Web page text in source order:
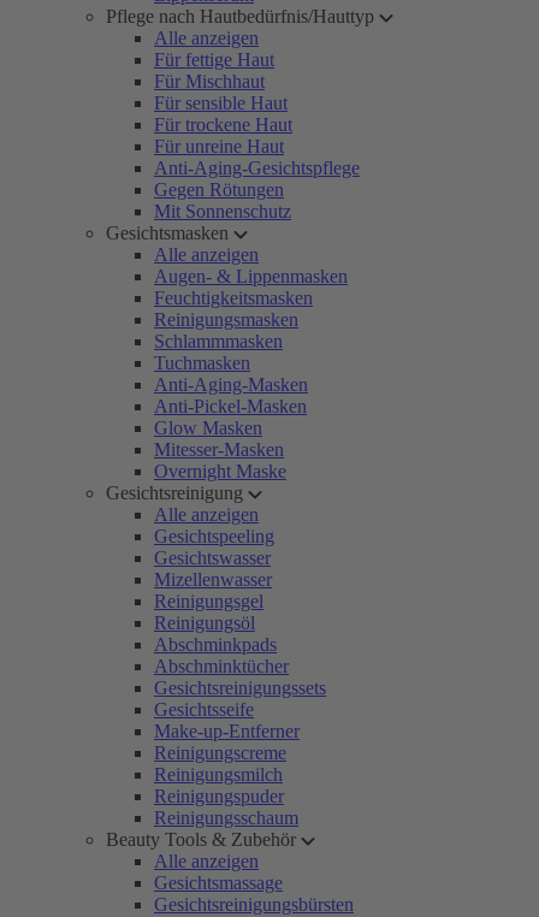
Pflege nach Hautbedürfnis/Hauttyp
Alle anzeigen
Für fettige Haut
Für Mischhaut
Für sensible Haut
Für trockene Haut
Für unreine Haut
Anti-Aging-Gesichtspflege
Gegen Rötungen
Mit Sonnenschutz
Gesichtsmasken
Alle anzeigen
Augen- & Lippenmasken
Feuchtigkeitsmasken
Reinigungsmasken
Schlammmasken
Tuchmasken
Anti-Aging-Masken
Anti-Pickel-Masken
Glow Masken
Mitesser-Masken
Overnight Maske
Gesichtsreinigung
Alle anzeigen
Gesichtspeeling
Gesichtswasser
Mizellenwasser
Reinigungsgel
Reinigungsöl
Abschminkpads
Abschminktücher
Gesichtsreinigungssets
Gesichtsseife
Make-up-Entferner
Reinigungscreme
Reinigungsmilch
Reinigungspuder
Reinigungsschaum
Beauty Tools & Zubehör
Alle anzeigen
Gesichtsmassage
Gesichtsreinigungsbürsten